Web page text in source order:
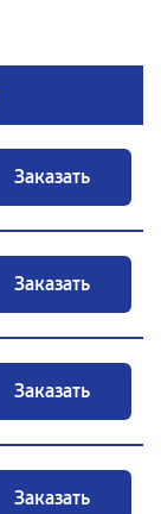
Заказать
Заказать
Заказать
Заказать